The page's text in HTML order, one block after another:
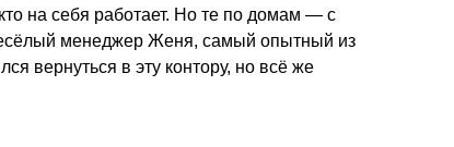
на себя работает. Но те по домам — с
менеджер Женя, самый опытный из
вернуться в эту контору, но всё же